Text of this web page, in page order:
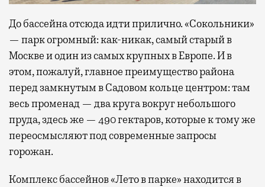
До бассейна отсюда идти прилично. «Сокольники»
— парк огромный: как-никак, самый старый в
Москве и один из самых крупных в Европе. И в
этом, пожалуй, главное преимущество района
перед замкнутым в Садовом кольце центром: там
весь променад — два круга вокруг небольшого
пруда, здесь же — 490 гектаров, которые к тому же
переосмысляют под современные запросы
горожан.
Комплекс бассейнов «Лето в парке» находится в